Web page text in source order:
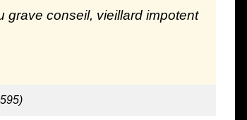
grave conseil, vieillard impotent